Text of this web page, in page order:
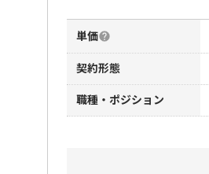
単価
契約形態
職種・ポジション